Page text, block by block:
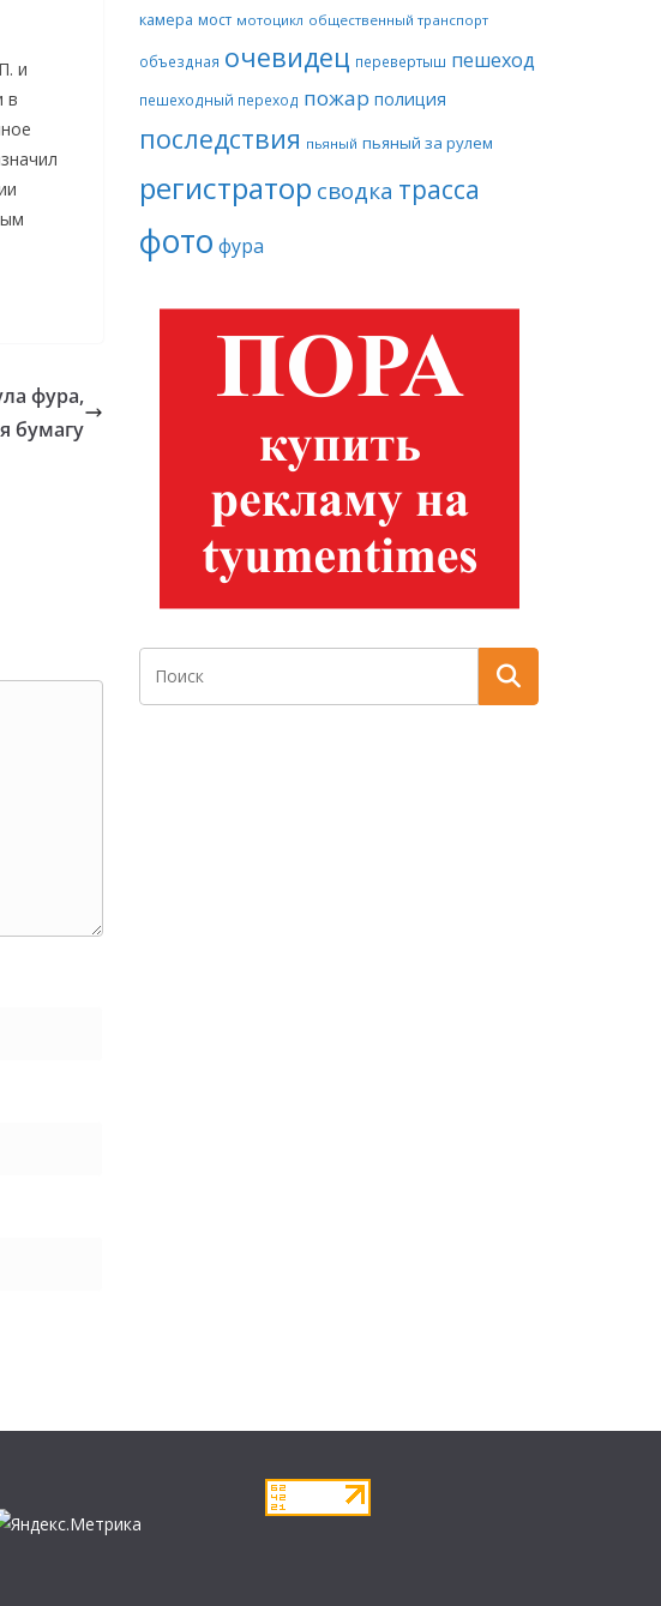
и
в
фура,
бумагу
камера мост мотоцикл общественный транспорт
объездная очевидец перевертыш пешеход
пешеходный переход пожар полиция
последствия пьяный пьяный за рулем
регистратор сводка трасса
фото фура